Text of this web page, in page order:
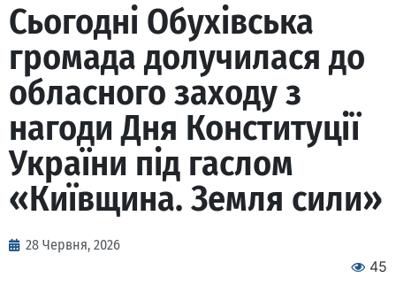
Сьогодні Обухівська
громада долучилася до
обласного заходу з
нагоди Дня Конституції
України під гаслом
«Київщина. Земля сили»
28 Червня, 2026
45